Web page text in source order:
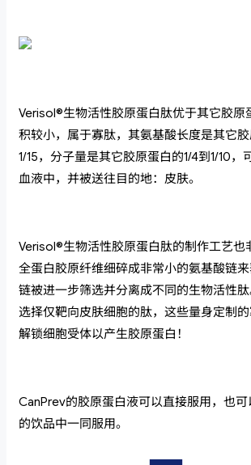
Verisol®生物活性胶原蛋白肽优于其它胶原
积较小，属于寡肽，其氨基酸长度是其它
1/15，分子量是其它胶原蛋白的1/4到1/10，
血液中，并被送往目的地：皮肤。
Verisol®生物活性胶原蛋白肽的制作工艺也
全蛋白胶原纤维细碎成非常小的氨基酸链
链被进一步筛选并分离成不同的生物活性
选择仅靶向皮肤细胞的肽，这些量身定制
解锁细胞受体以产生胶原蛋白！
CanPrev的胶原蛋白液可以直接服用，也
的饮品中一同服用。